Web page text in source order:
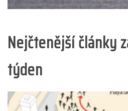
Nejčtenější články
týden